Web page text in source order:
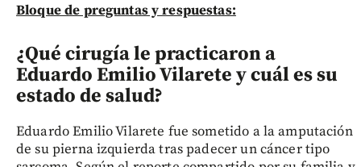
Bloque de preguntas y respuestas:
¿Qué cirugía le practicaron a
Eduardo Emilio Vilarete y cuál es su
estado de salud?
Eduardo Emilio Vilarete fue sometido a la amputación
de su pierna izquierda tras padecer un cáncer tipo